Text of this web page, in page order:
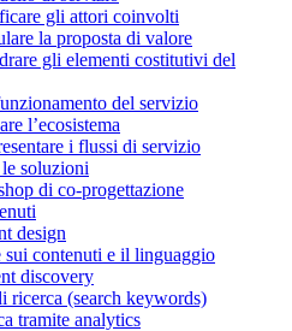
gli attori coinvolti
la proposta di valore
gli elementi costitutivi del
del servizio
l’ecosistema
i flussi di servizio
soluzioni
di co-progettazione
design
sui contenuti e il linguaggio
discovery
ricerca (search keywords)
tramite analytics